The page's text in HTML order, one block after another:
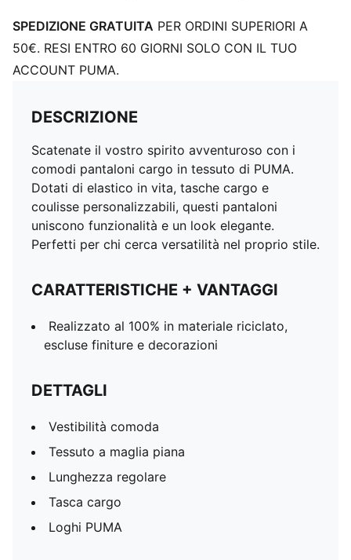
SPEDIZIONE GRATUITA PER ORDINI SUPERIORI A
50€. RESI ENTRO 60 GIORNI SOLO CON IL TUO
ACCOUNT PUMA.
DESCRIZIONE
Scatenate il vostro spirito avventuroso con i
comodi pantaloni cargo in tessuto di PUMA.
Dotati di elastico in vita, tasche cargo e
coulisse personalizzabili, questi pantaloni
uniscono funzionalità e un look elegante.
Perfetti per chi cerca versatilità nel proprio stile.
CARATTERISTICHE + VANTAGGI
Realizzato al 100% in materiale riciclato,
escluse finiture e decorazioni
DETTAGLI
Vestibilità comoda
Tessuto a maglia piana
Lunghezza regolare
Tasca cargo
Loghi PUMA